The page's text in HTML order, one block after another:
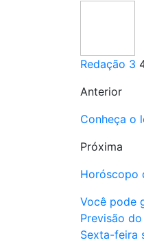
Redação 3
Anterior
Conheça o
Próxima
Horóscopo
Você pode
Previsão
Sexta-feira